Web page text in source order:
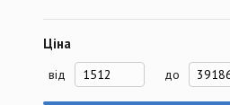
Ціна
від до